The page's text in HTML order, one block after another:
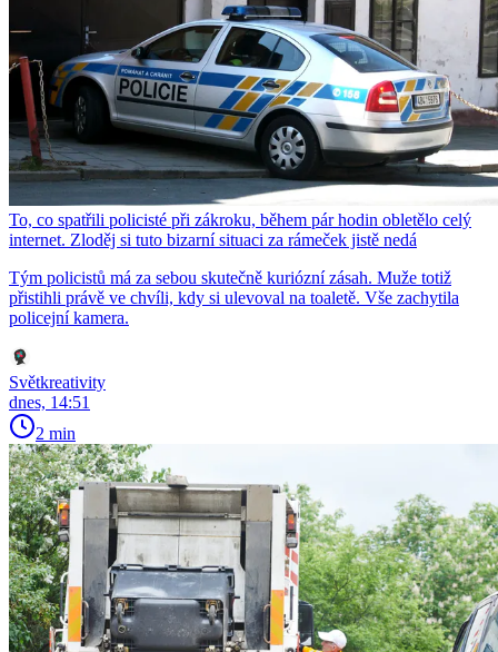
To, co spatřili policisté při zákroku, během pár hodin obletělo celý
internet. Zloděj si tuto bizarní situaci za rámeček jistě nedá
Tým policistů má za sebou skutečně kuriózní zásah. Muže totiž
přistihli právě ve chvíli, kdy si ulevoval na toaletě. Vše zachytila
policejní kamera.
Světkreativity
dnes, 14:51
2 min